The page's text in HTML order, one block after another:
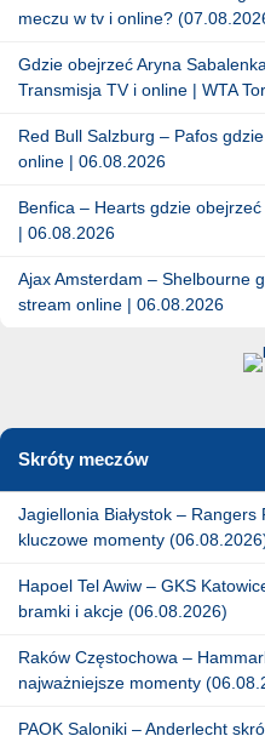
meczu w tv i online?
Gdzie obejrzeć Aryna
Transmisja TV i online | WTA
Red Bull Salzburg – Pafos
online | 06.08.2026
Benfica – Hearts gdzie
| 06.08.2026
Ajax Amsterdam – Shelbourne
stream online | 06.08.2026
Skróty meczów
Jagiellonia Białystok –
kluczowe momenty
Hapoel Tel Awiw – GKS
bramki i akcje (06.08.2026)
Raków Częstochowa –
najważniejsze momenty
PAOK Saloniki – Anderlecht